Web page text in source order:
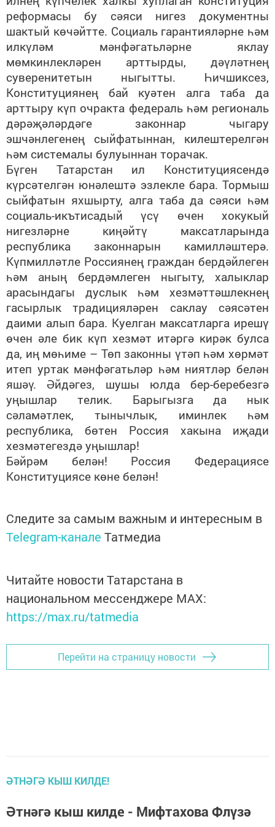
реформасы бу сәяси нигез документны
шактый көчәйтте. Социаль гарантияләрне һәм
илкүләм мәнфәгатьләрне яклау
мөмкинлекләрен арттырды, дәүләтнең
суверенитетын ныгытты. Һичшиксез,
Конституциянең бай куәтен алга таба да
арттыру күп очракта федераль һәм региональ
дәрәҗәләрдәге законнар чыгару
эшчәнлегенең сыйфатыннан, килештерелгән
һәм системалы булуыннан торачак.
Бүген Татарстан ил Конституциясендә
күрсәтелгән юнәлештә эзлекле бара. Тормыш
сыйфатын яхшырту, алга таба да сәяси һәм
социаль-икътисадый үсү өчен хокукый
нигезләрне киңәйтү максатларында
республика законнарын камилләштерә.
Күпмилләтле Россиянең граждан бердәйлеген
һәм аның бердәмлеген ныгыту, халыклар
арасындагы дуслык һәм хезмәттәшлекнең
гасырлык традицияләрен саклау сәясәтен
даими алып бара. Куелган максатларга ирешү
өчен әле бик күп хезмәт итәргә кирәк булса
да, иң мөһиме – Төп законны үтәп һәм хөрмәт
итеп уртак мәнфәгатьләр һәм ниятләр белән
яшәү. Әйдәгез, шушы юлда бер-беребезгә
уңышлар телик. Барыгызга да нык
сәламәтлек, тынычлык, иминлек һәм
республика, бөтен Россия хакына иҗади
хезмәтегездә уңышлар!
Бәйрәм белән! Россия Федерациясе
Конституциясе көне белән!
Следите за самым важным и интересным в
Telegram-канале Татмедиа
Читайте новости Татарстана в
национальном мессенджере MАХ:
https://max.ru/tatmedia
Перейти на страницу новости
ӘТНӘГӘ КЫШ КИЛДЕ!
Әтнәгә кыш килде - Мифтахова Флүзә